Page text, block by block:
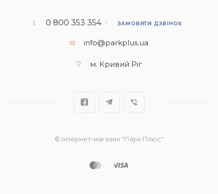
0 800 353 354 ЗАМОВИТИ ДЗВІНОК
info@parkplus.ua
м. Кривий Ріг
© Інтернет-магазин "Парк Плюс"